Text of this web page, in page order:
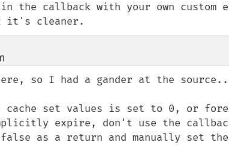
the callback with your own custom
it's cleaner.
so I had a gander at the
cache set values is set to 0, or
expire, don't use the callback
false as a return and manually set